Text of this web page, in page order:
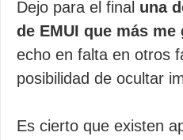
Dejo para el final una
de EMUI que más me
echo en falta en otros
posibilidad de ocultar
Es cierto que existen